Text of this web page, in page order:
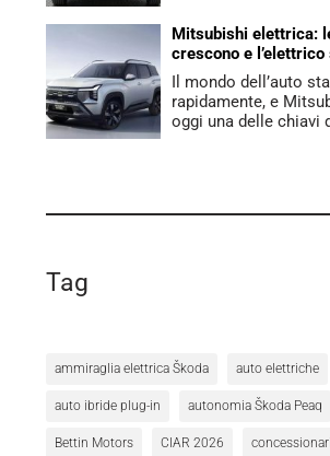
Mitsubishi elettrica:
crescono e l’elettrico
benzina
Il mondo dell’auto
rapidamente, e
oggi una delle chiavi
Tag
ammiraglia elettrica Škoda auto elettriche
auto ibride plug-in autonomia Škoda Peaq
Bettin Motors CIAR 2026